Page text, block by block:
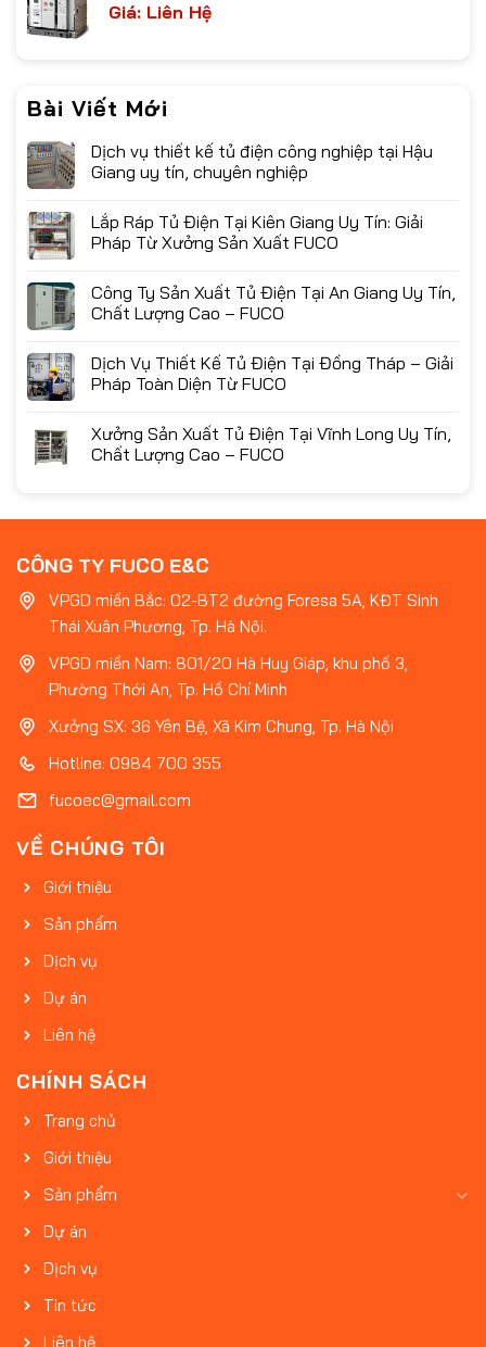
Giá: Liên Hệ
Bài Viết Mới
Dịch vụ thiết kế tủ điện công nghiệp tại Hậu
Giang uy tín, chuyên nghiệp
Lắp Ráp Tủ Điện Tại Kiên Giang Uy Tín: Giải
Pháp Từ Xưởng Sản Xuất FUCO
Công Ty Sản Xuất Tủ Điện Tại An Giang Uy Tín,
Chất Lượng Cao – FUCO
Dịch Vụ Thiết Kế Tủ Điện Tại Đồng Tháp – Giải
Pháp Toàn Diện Từ FUCO
Xưởng Sản Xuất Tủ Điện Tại Vĩnh Long Uy Tín,
Chất Lượng Cao – FUCO
CÔNG TY FUCO E&C
VPGD miền Bắc: 02-BT2 đường Foresa 5A, KĐT Sinh
Thái Xuân Phương, Tp. Hà Nội.
VPGD miền Nam: 801/20 Hà Huy Giáp, khu phố 3,
Phường Thới An, Tp. Hồ Chí Minh
Xưởng SX: 36 Yên Bệ, Xã Kim Chung, Tp. Hà Nội
Hotline: 0984 700 355
fucoec@gmail.com
VỀ CHÚNG TÔI
Giới thiệu
Sản phẩm
Dịch vụ
Dự án
Liên hệ
CHÍNH SÁCH
Trang chủ
Giới thiệu
Sản phẩm
Dự án
Dịch vụ
Tin tức
Liên hệ